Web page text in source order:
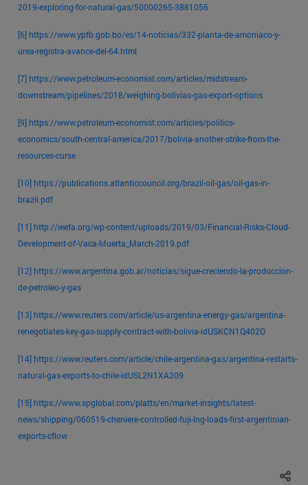
2019-exploring-for-natural-gas/50000265-3881056
[6] https://www.ypfb.gob.bo/es/14-noticias/332-planta-de-amoniaco-y-
urea-registra-avance-del-64.html
[7] https://www.petroleum-economist.com/articles/midstream-
downstream/pipelines/2018/weighing-bolivias-gas-export-options
[9] https://www.petroleum-economist.com/articles/politics-
economics/south-central-america/2017/bolivia-another-strike-from-the-
resources-curse
[10] https://publications.atlanticcouncil.org/brazil-oil-gas/oil-gas-in-
brazil.pdf
[11] http://ieefa.org/wp-content/uploads/2019/03/Financial-Risks-Cloud-
Development-of-Vaca-Muerta_March-2019.pdf
[12] https://www.argentina.gob.ar/noticias/sigue-creciendo-la-produccion-
de-petroleo-y-gas
[13] https://www.reuters.com/article/us-argentina-energy-gas/argentina-
renegotiates-key-gas-supply-contract-with-bolivia-idUSKCN1Q402O
[14] https://www.reuters.com/article/chile-argentina-gas/argentina-restarts-
natural-gas-exports-to-chile-idUSL2N1XA209
[15] https://www.spglobal.com/platts/en/market-insights/latest-
news/shipping/060519-cheniere-controlled-fuji-lng-loads-first-argentinian-
exports-cflow